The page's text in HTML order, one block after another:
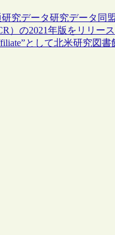
研究データ研究データ同
）の2021年版をリリース
として北米研究図